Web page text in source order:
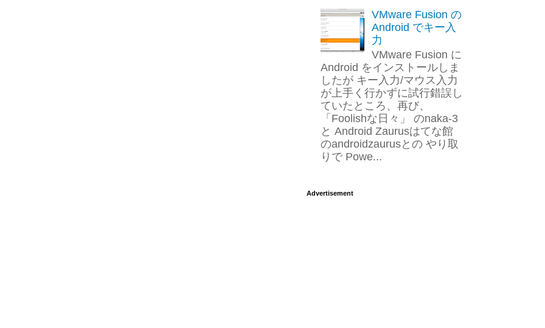
VMware Fusion の
Android でキー入
力
VMware Fusion に
Android をインストールしま
したが キー入力/マウス入力
が上手く行かずに試行錯誤し
ていたところ、再び、
「Foolishな日々」 のnaka-3
と Android Zaurusはてな館
のandroidzaurusとの やり取
りで Powe...
Advertisement